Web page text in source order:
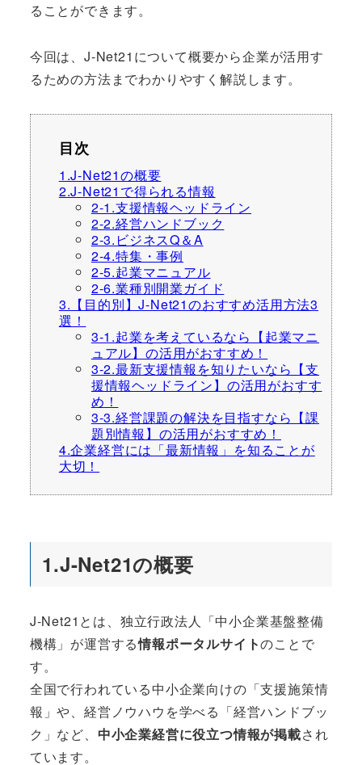
ることができます。
今回は、J-Net21について概要から企業が活用す
るための方法までわかりやすく解説します。
目次
1.J-Net21の概要
2.J-Net21で得られる情報
2-1.支援情報ヘッドライン
2-2.経営ハンドブック
2-3.ビジネスQ＆A
2-4.特集・事例
2-5.起業マニュアル
2-6.業種別開業ガイド
3.【目的別】J-Net21のおすすめ活用方法3
選！
3-1.起業を考えているなら【起業マニ
ュアル】の活用がおすすめ！
3-2.最新支援情報を知りたいなら【支
援情報ヘッドライン】の活用がおすす
め！
3-3.経営課題の解決を目指すなら【課
題別情報】の活用がおすすめ！
4.企業経営には「最新情報」を知ることが
大切！
1.J-Net21の概要
J-Net21とは、独立行政法人「中小企業基盤整備
機構」が運営する情報ポータルサイトのことで
す。
全国で行われている中小企業向けの「支援施策情
報」や、経営ノウハウを学べる「経営ハンドブッ
ク」など、 中小企業経営に役立つ情報が掲載され
ています。